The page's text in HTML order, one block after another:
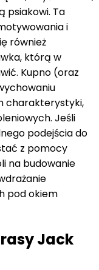
psiakowi. Ta
i
również
którą w
Kupno (oraz
charakterystyki,
Jeśli
podejścia do
z pomocy
na budowanie
pod okiem
Jack